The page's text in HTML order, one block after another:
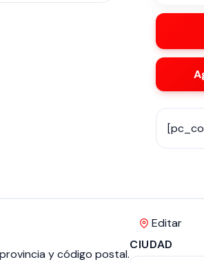
y código postal.
Editar
CIUDAD